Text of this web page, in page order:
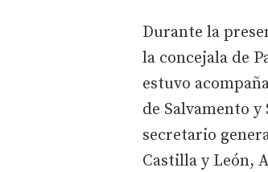
Durante la
la concejala de
estuvo
de Salvamento
secretario
Castilla y León,